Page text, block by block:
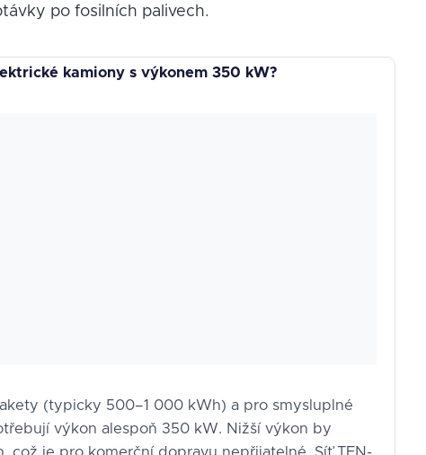
po fosilních palivech.
kamiony s výkonem 350 kW?
(typicky 500–1 000 kWh) a pro smysluplné
výkon alespoň 350 kW. Nižší výkon by